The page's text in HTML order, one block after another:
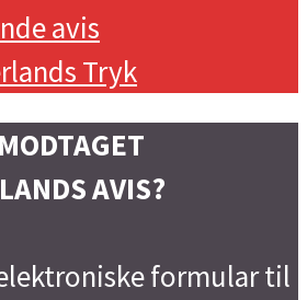
avis
Tryk
AVIS?
formular til